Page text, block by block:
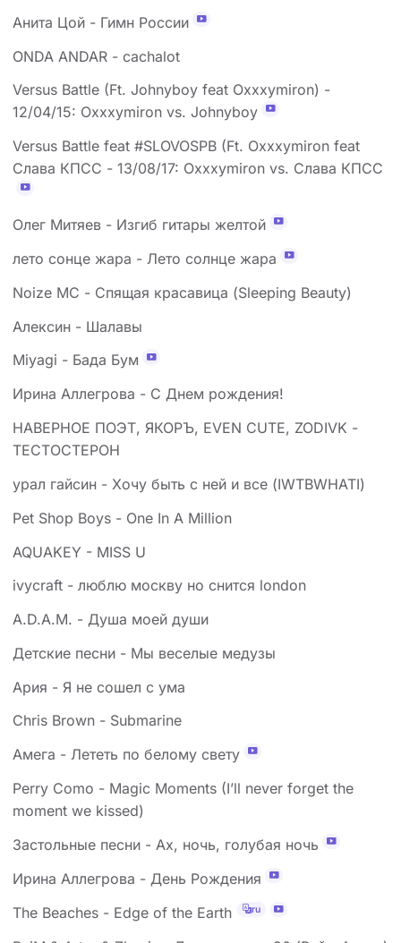
Анита Цой - Гимн России
ONDA ANDAR - cachalot
Versus Battle (Ft. Johnyboy feat Oxxxymiron) -
12/04/15: Oxxxymiron vs. Johnyboy
Versus Battle feat #SLOVOSPB (Ft. Oxxxymiron feat
Слава КПСС - 13/08/17: Oxxxymiron vs. Слава КПСС
Олег Митяев - Изгиб гитары желтой
лето сонце жара - Лето солнце жара
Noize MC - Спящая красавица (Sleeping Beauty)
Алексин - Шалавы
Miyagi - Бада Бум
Ирина Аллегрова - С Днем рождения!
НАВЕРНОЕ ПОЭТ, ЯКОРЪ, EVEN CUTE, ZODIVK -
ТЕСТОСТЕРОН
урал гайсин - Хочу быть с ней и все (IWTBWHATI)
Pet Shop Boys - One In A Million
AQUAKEY - MISS U
ivycraft - люблю москву но снится london
A.D.A.M. - Душа моей души
Детские песни - Мы веселые медузы
Ария - Я не сошел с ума
Chris Brown - Submarine
Амега - Лететь по белому свету
Perry Como - Magic Moments (I’ll never forget the
moment we kissed)
Застольные песни - Ах, ночь, голубая ночь
Ирина Аллегрова - День Рождения
The Beaches - Edge of the Earth
ru